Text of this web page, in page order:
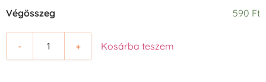
Végösszeg 590 Ft
- + Kosárba teszem